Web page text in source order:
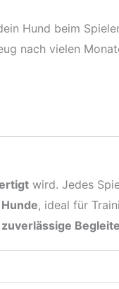
Hund beim
nach vielen
wird. Jedes
, ideal für